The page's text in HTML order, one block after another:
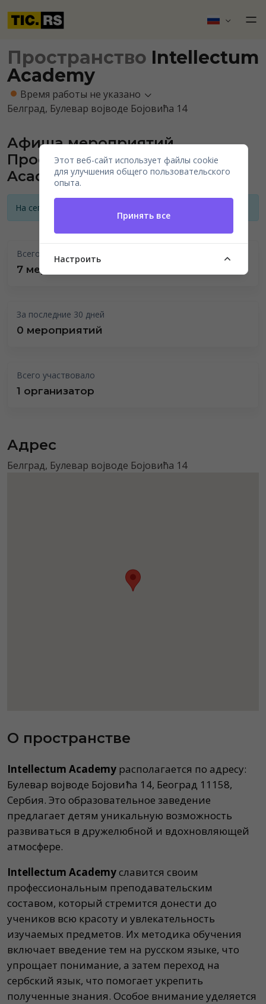
Пространство Intellectum
Academy
Время работы не указано
Белград, Булевар војводе Бојовића 14
Афиша мероприятий
Пространства Intellectum
Academy
На сегодняшний день нет анонсов мероприятий
Всего проведено
7 мероприятий
За последние 30 дней
0 мероприятий
Всего участвовало
1 организатор
Адрес
Белград, Булевар војводе Бојовића 14
О пространстве
Intellectum Academy располагается по адресу:
Булевар војводе Бојовића 14, Београд 11158,
Сербия. Это образовательное заведение
предлагает детям уникальную возможность
развиваться в дружелюбной и вдохновляющей
атмосфере.
Intellectum Academyславится своим
профессиональным преподавательским
составом, который стремится донести до
учеников всю красоту и увлекательность
изучаемых предметов. Их методика обучения
включает введение тем на русском языке, что
упрощает понимание, а затем переход на
сербский язык, что помогает укрепить
полученные знания. Особое внимание уделяется
Этот веб-сайт использует файлы cookie
для улучшения общего пользовательского
опыта.
Принять все
Настроить